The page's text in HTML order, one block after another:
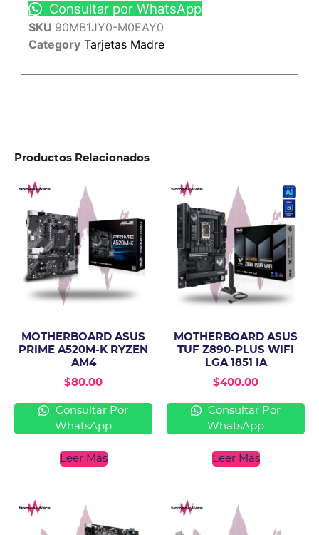
Consultar por WhatsApp
SKU 90MB1JY0-M0EAY0
Category Tarjetas Madre
Productos Relacionados
MOTHERBOARD ASUS
PRIME A520M-K RYZEN
AM4
$80.00
Consultar Por
WhatsApp
Leer Más
MOTHERBOARD ASUS
TUF Z890-PLUS WIFI
LGA 1851 IA
$400.00
Consultar Por
WhatsApp
Leer Más